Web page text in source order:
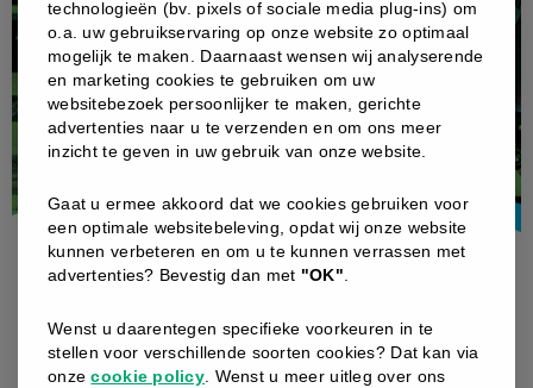
technologieën (bv. pixels of sociale media plug-ins) om
o.a. uw gebruikservaring op onze website zo optimaal
mogelijk te maken. Daarnaast wensen wij analyserende
en marketing cookies te gebruiken om uw
websitebezoek persoonlijker te maken, gerichte
advertenties naar u te verzenden en om ons meer
inzicht te geven in uw gebruik van onze website.
Gaat u ermee akkoord dat we cookies gebruiken voor
een optimale websitebeleving, opdat wij onze website
kunnen verbeteren en om u te kunnen verrassen met
advertenties? Bevestig dan met "OK"
Wenst u daarentegen specifieke voorkeuren in te
stellen voor verschillende soorten cookies? Dat kan via
onzecookie policy . Wenst u meer uitleg over ons